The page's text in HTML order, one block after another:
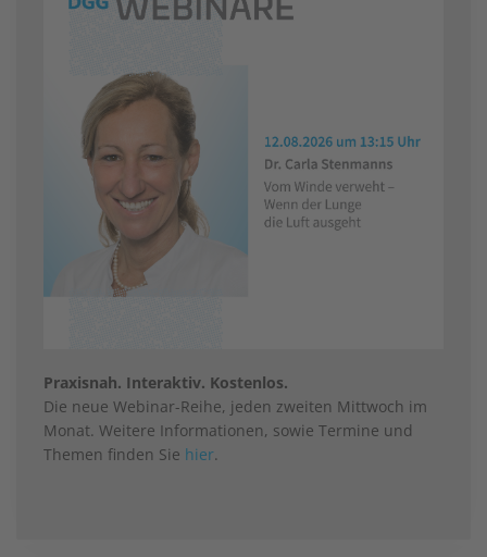
Praxisnah. Interaktiv. Kostenlos.
Die neue Webinar-Reihe, jeden zweiten Mittwoch im
Monat. Weitere Informationen, sowie Termine und
Themen finden Sie hier.